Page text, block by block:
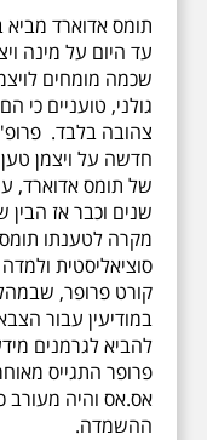
תומס אדוארד
עד היום על מינה
שכמה מומחים
גולני, טועניים כי
צהובה בלבד. פרופ'
חדשה על ויצמן
של תומס אדוארד
שנים וכבר אז
מקרה לטענתו
סוציאליסטית
קורט פרופר,
במודיעין עבור
להביא לגרמנים
פרופר התגייס
אס.אס והיה מעורב
ההשמדה.